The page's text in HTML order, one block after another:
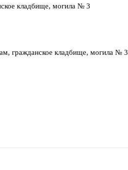
кладбище, могила № 3
гражданское кладбище, могила № 3